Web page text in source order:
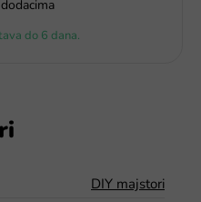
do 6 dana.
DIY majstori